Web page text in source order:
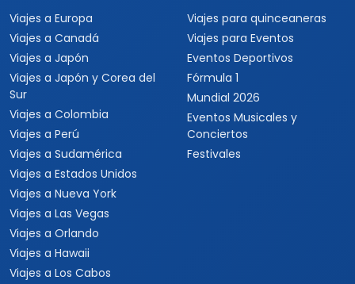
Viajes a Europa
Viajes a Canadá
Viajes a Japón
Viajes a Japón y Corea del
Sur
Viajes a Colombia
Viajes a Perú
Viajes a Sudamérica
Viajes a Estados Unidos
Viajes a Nueva York
Viajes a Las Vegas
Viajes a Orlando
Viajes a Hawaii
Viajes a Los Cabos
Viajes para quinceaneras
Viajes para Eventos
Eventos Deportivos
Fórmula 1
Mundial 2026
Eventos Musicales y
Conciertos
Festivales